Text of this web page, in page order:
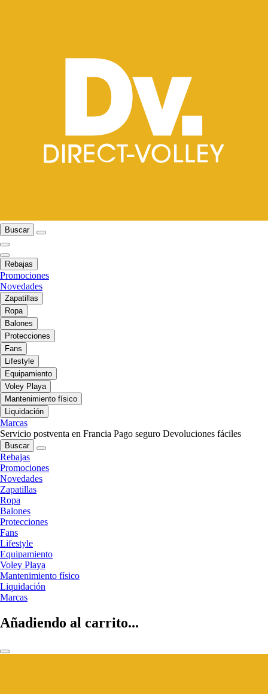
Buscar
Rebajas
Promociones
Novedades
Zapatillas
Ropa
Balones
Protecciones
Fans
Lifestyle
Equipamiento
Voley Playa
Mantenimiento físico
Liquidación
Marcas
Servicio postventa en Francia Pago seguro Devoluciones fáciles
Buscar
Rebajas
Promociones
Novedades
Zapatillas
Ropa
Balones
Protecciones
Fans
Lifestyle
Equipamiento
Voley Playa
Mantenimiento físico
Liquidación
Marcas
Añadiendo al carrito...